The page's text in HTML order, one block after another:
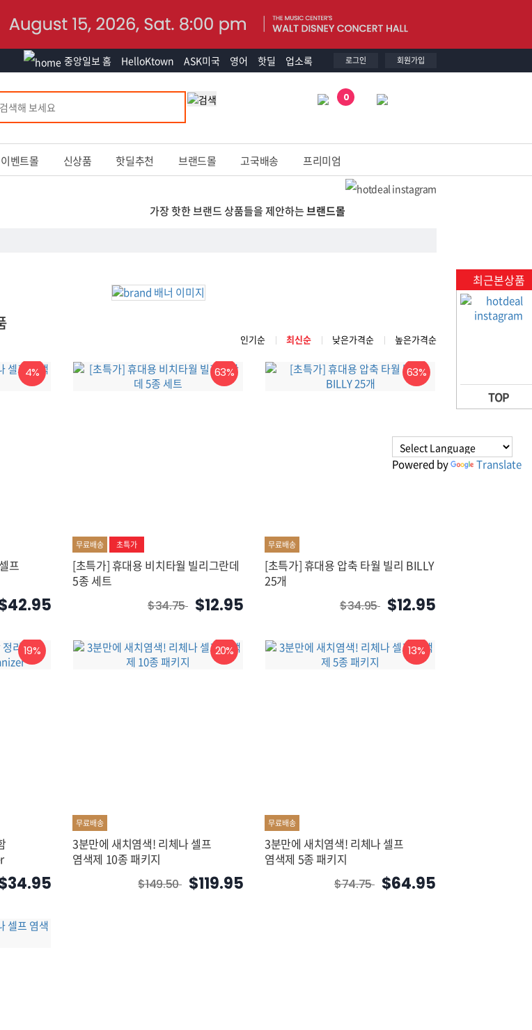
중앙일보 홈 HelloKtown ASK미국 영어 핫딜 업소록 로그인 회원가입
Powered by Translate
0
이벤트몰 신상품 핫딜추천 브랜드몰 고국배송 프리미엄
가장 핫한 브랜드 상품들을 제안하는브랜드몰
인기순 최신순 낮은가격순 높은가격순
4%
프
63%
무료배송 초특가
[초특가] 휴대용 비치타월 빌리그란데
5종 세트
$34.75 $12.95
63%
무료배송
[초특가] 휴대용 압축 타월 빌리 BILLY
25개
$34.95 $12.95
19% 20%
무료배송
3분만에 새치염색! 리체나 셀프
염색제 10종 패키지
$149.50 $119.95
13%
무료배송
3분만에 새치염색! 리체나 셀프
염색제 5종 패키지
$74.75 $64.95
최근본상품
TOP